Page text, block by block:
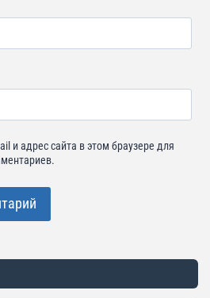
и адрес сайта в этом браузере для